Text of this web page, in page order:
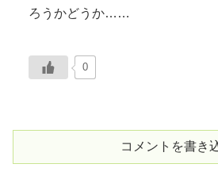
ろうかどうか……
0
コメントを書き